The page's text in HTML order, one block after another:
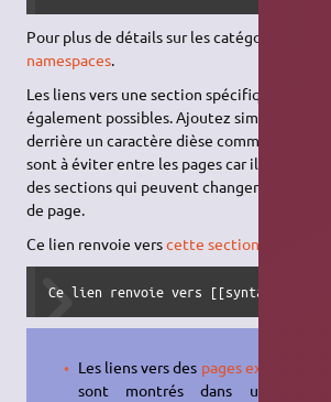
Pour plus de détails sur les catégories (
namespaces.
Les liens vers une section spécifique d'une
également possibles. Ajoutez simplement
derrière un caractère dièse comme dans le
sont à éviter entre les pages car ils sont
des sections qui peuvent changer au cours
de page.
Ce lien renvoie verscette section
Ce lien renvoie vers
Les liens vers des pages existantes
sont montrés dans un style